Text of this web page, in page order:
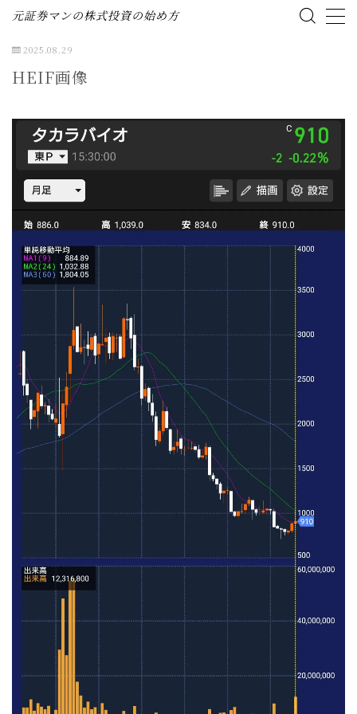
元証券マンの株式投資の始め方
MENU
株式投資の始め方
投資ブログ（資産公開）
2025.08.29
HEIF画像